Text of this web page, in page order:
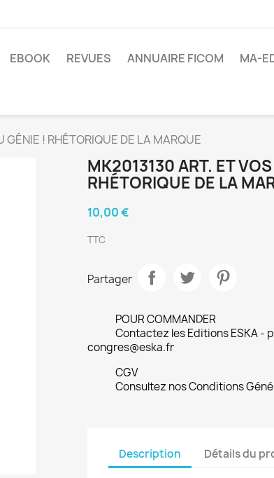
EBOOK REVUES ANNUAIRE FICOM MA-
GÉNIE ! RHÉTORIQUE DE LA MARQUE
MK2013130 ART. ET
RHÉTORIQUE DE LA
10,00 €
TTC
Partager
POUR COMMANDER
Contactez les Editions ESKA -
congres@eska.fr
CGV
Consultez nos Conditions
Description Détails du